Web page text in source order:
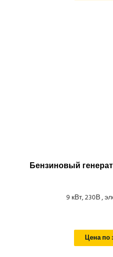
Бензиновый
9 кВт, 230В ,
Цена по